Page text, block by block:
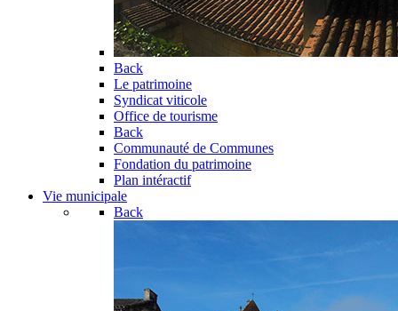
Back
Le patrimoine
Syndicat viticole
Office de tourisme
Back
Communauté de Communes
Fondation du patrimoine
Plan intéractif
Vie municipale
Back